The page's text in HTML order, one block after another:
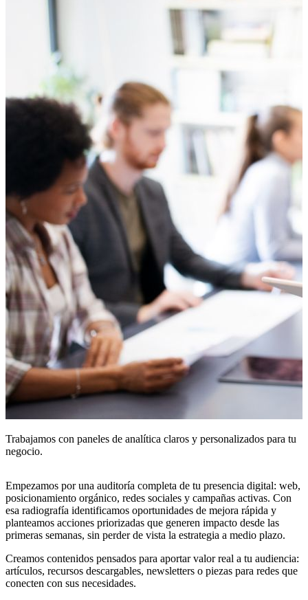
Trabajamos con paneles de analítica claros y personalizados para tu
negocio.
Empezamos por una auditoría completa de tu presencia digital: web,
posicionamiento orgánico, redes sociales y campañas activas. Con
esa radiografía identificamos oportunidades de mejora rápida y
planteamos acciones priorizadas que generen impacto desde las
primeras semanas, sin perder de vista la estrategia a medio plazo.
Creamos contenidos pensados para aportar valor real a tu audiencia:
artículos, recursos descargables, newsletters o piezas para redes que
conecten con sus necesidades.